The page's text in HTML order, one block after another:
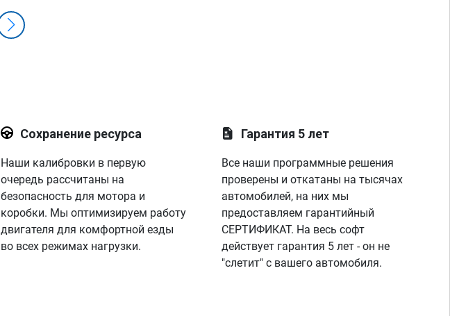
Сохранение ресурса
Наши калибровки в первую
очередь рассчитаны на
безопасность для мотора и
коробки. Мы оптимизируем работу
двигателя для комфортной езды
во всех режимах нагрузки.
Гарантия 5 лет
Все наши программные решения
проверены и откатаны на тысячах
автомобилей, на них мы
предоставляем гарантийный
СЕРТИФИКАТ. На весь софт
действует гарантия 5 лет - он не
"слетит" с вашего автомобиля.